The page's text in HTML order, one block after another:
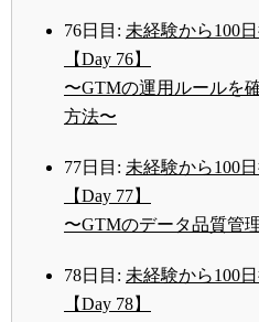
76日目: 未経験から100
【Day 76】
〜GTMの運用ルールを
方法〜
77日目: 未経験から100
【Day 77】
〜GTMのデータ品質管
78日目: 未経験から100
【Day 78】